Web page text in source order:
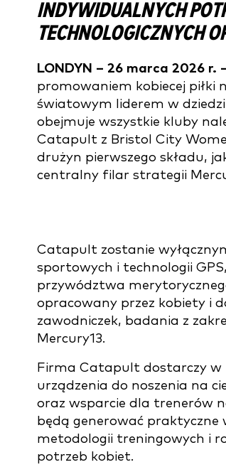
INDYWIDUALNYCH
TECHNOLOGICZNYCH
LONDYN – 26 marca 2026 r.
promowaniem kobiecej piłki
światowym liderem w
obejmuje wszystkie kluby
Catapult z Bristol City
drużyn pierwszego składu,
centralny filar strategii
Catapult zostanie
sportowych i technologii
przywództwa
opracowany przez kobiety i
zawodniczek, badania z
Mercury13.
Firma Catapult dostarczy w
urządzenia do noszenia na
oraz wsparcie dla trenerów
będą generować praktyczne
metodologii treningowych i
potrzeb kobiet.